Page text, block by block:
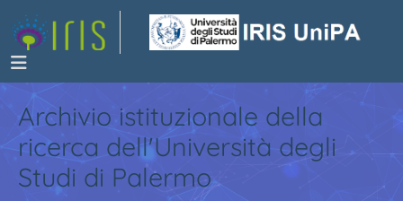
Archivio istituzionale della
ricerca dell'Università degli
Studi di Palermo